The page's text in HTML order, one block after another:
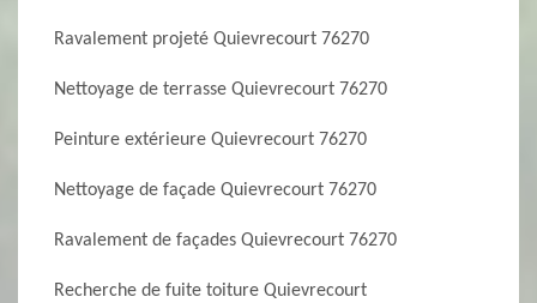
Ravalement projeté Quievrecourt 76270
Nettoyage de terrasse Quievrecourt 76270
Peinture extérieure Quievrecourt 76270
Nettoyage de façade Quievrecourt 76270
Ravalement de façades Quievrecourt 76270
Recherche de fuite toiture Quievrecourt